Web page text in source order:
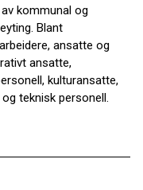
kommunal og
Blant
ansatte og
ansatte,
kulturansatte,
teknisk personell.